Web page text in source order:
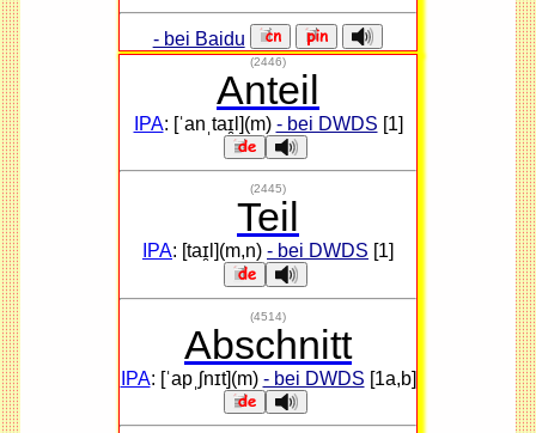
- bei Baidu
(2446)
Anteil
IPA: [ˈanˌtaɪ̯l](m) - bei DWDS [1]
(2445)
Teil
IPA: [taɪ̯l](m,n) - bei DWDS [1]
(4514)
Abschnitt
IPA: [ˈapˌʃnɪt](m) - bei DWDS [1a,b]